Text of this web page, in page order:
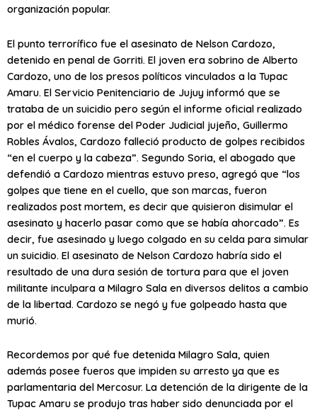
organización popular.
El punto terrorífico fue el asesinato de Nelson Cardozo,
detenido en penal de Gorriti. El joven era sobrino de Alberto
Cardozo, uno de los presos políticos vinculados a la Tupac
Amaru. El Servicio Penitenciario de Jujuy informó que se
trataba de un suicidio pero según el informe oficial realizado
por el médico forense del Poder Judicial jujeño, Guillermo
Robles Ávalos, Cardozo falleció producto de golpes recibidos
“en el cuerpo y la cabeza”. Segundo Soria, el abogado que
defendió a Cardozo mientras estuvo preso, agregó que “los
golpes que tiene en el cuello, que son marcas, fueron
realizados post mortem, es decir que quisieron disimular el
asesinato y hacerlo pasar como que se había ahorcado”. Es
decir, fue asesinado y luego colgado en su celda para simular
un suicidio. El asesinato de Nelson Cardozo habría sido el
resultado de una dura sesión de tortura para que el joven
militante inculpara a Milagro Sala en diversos delitos a cambio
de la libertad. Cardozo se negó y fue golpeado hasta que
murió.
Recordemos por qué fue detenida Milagro Sala, quien
además posee fueros que impiden su arresto ya que es
parlamentaria del Mercosur. La detención de la dirigente de la
Tupac Amaru se produjo tras haber sido denunciada por el